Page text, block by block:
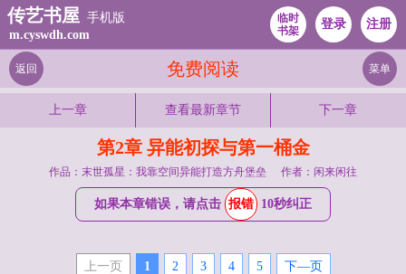
传艺书屋 手机版
m.cyswdh.com
临时
书架
登录 注册
免费阅读
返回 菜单
上一章 查看最新章节 下一章
第2章 异能初探与第一桶金
作品：末世孤星：我靠空间异能打造方舟堡垒 作者：闲来闲往
如果本章错误，请点击 报错 10秒纠正
上一页 1 2 3 4 5 下—页